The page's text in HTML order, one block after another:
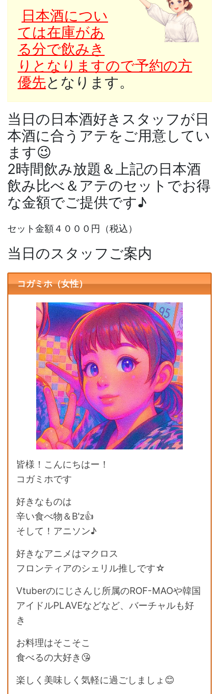
日本酒につい
ては在庫があ
る分で飲みき
りとなりますので予約の方
優先となります。
当日の日本酒好きスタッフが日
本酒に合うアテをご用意してい
ます😉
2時間飲み放題＆上記の日本酒
飲み比べ＆アテのセットでお得
な金額でご提供です♪
セット金額４０００円（税込）
当日のスタッフご案内
コガミホ（女性）
皆様！こんにちはー！
コガミホです
好きなものは
辛い食べ物＆B'z👍
そして！アニソン♪
好きなアニメはマクロス
フロンティアのシェリル推しです☆
Vtuberのにじさんじ所属のROF-MAOや韓国
アイドルPLAVEなどなど、バーチャルも好
き
お料理はそこそこ
食べるの大好き😘
楽しく美味しく気軽に過ごしましょ😊